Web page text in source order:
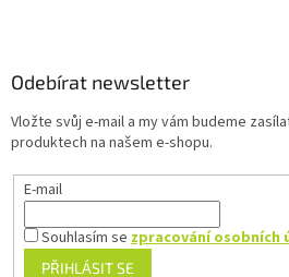
Odebírat newsletter
Vložte svůj e-mail a my vám budeme
produktech na našem e-shopu.
E-mail
Souhlasím sezpracování osobních
PŘIHLÁSIT SE